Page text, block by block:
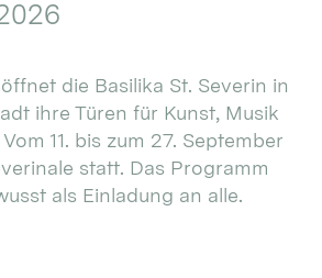
die Basilika St. Severin in
ihre Türen für Kunst, Musik
11. bis zum 27. September
statt. Das Programm
als Einladung an alle.